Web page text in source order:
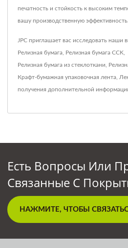
печатность и стойкость к высоким
вашу производственную эффективность.
JPC приглашает вас исследовать наши
Релизная бумага Релизная бумага CCK
Релизная бумага из стеклоткани
Крафт-бумажная упаковочная лента
получения дополнительной
Есть Вопросы Или
Связанные С
НАЖМИТЕ, ЧТОБЫ